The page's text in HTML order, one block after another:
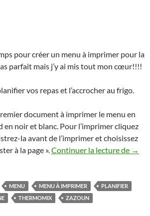
pour créer un menu à imprimer pour la
parfait mais j’y ai mis tout mon cœur!!!!
vos repas et l’accrocher au frigo.
document à imprimer le menu en
en noir et blanc. Pour l’imprimer cliquez
la avant de l’imprimer et choisissez
à la page ».Continuer la lecture de →
MENU MENU À IMPRIMER
PLANIFIER
THERMOMIX ZAZOUN